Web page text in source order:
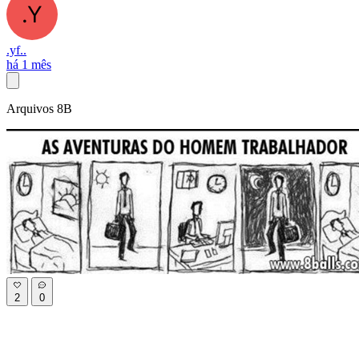
.yf..
há 1 mês
Arquivos 8B
2 0